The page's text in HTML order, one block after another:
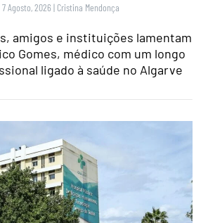
Agosto, 2026 | Cristina Mendonça
amigos e instituições lamentam
Gomes, médico com um longo
ligado à saúde no Algarve